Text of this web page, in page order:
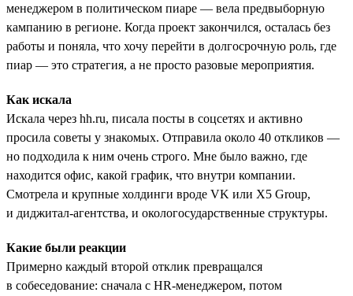
менеджером в политическом пиаре — вела предвыборную
кампанию в регионе. Когда проект закончился, осталась без
работы и поняла, что хочу перейти в долгосрочную роль, где
пиар — это стратегия, а не просто разовые мероприятия.
Как искала
Искала через hh.ru, писала посты в соцсетях и активно
просила советы у знакомых. Отправила около 40 откликов —
но подходила к ним очень строго. Мне было важно, где
находится офис, какой график, что внутри компании.
Смотрела и крупные холдинги вроде VK или X5 Group,
и диджитал-агентства, и окологосударственные структуры.
Какие были реакции
Примерно каждый второй отклик превращался
в собеседование: сначала с HR-менеджером, потом